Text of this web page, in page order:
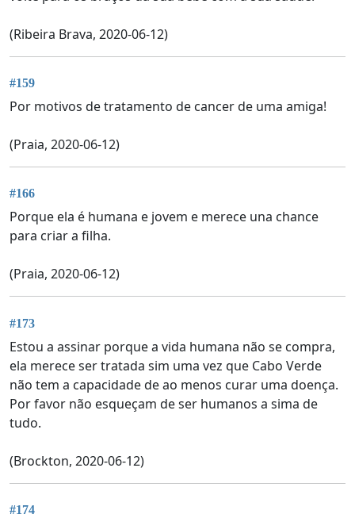
(Ribeira Brava, 2020-06-12)
#159
Por motivos de tratamento de cancer de uma amiga!
(Praia, 2020-06-12)
#166
Porque ela é humana e jovem e merece una chance
para criar a filha.
(Praia, 2020-06-12)
#173
Estou a assinar porque a vida humana não se compra,
ela merece ser tratada sim uma vez que Cabo Verde
não tem a capacidade de ao menos curar uma doença.
Por favor não esqueçam de ser humanos a sima de
tudo.
(Brockton, 2020-06-12)
#174